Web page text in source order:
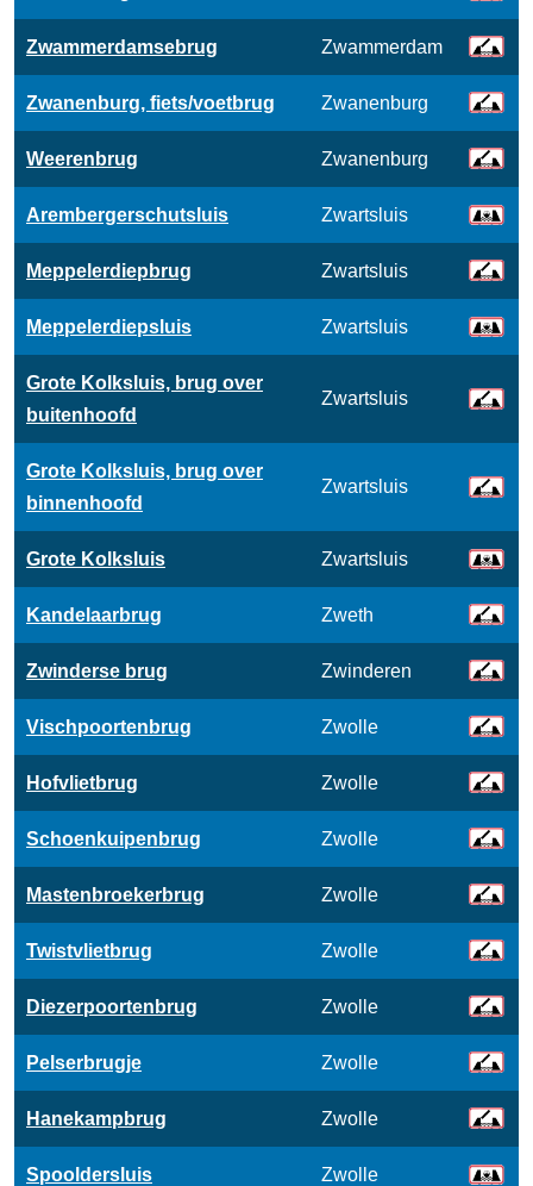
Zwammerdamsebrug Zwammerdam
Zwanenburg, fiets/voetbrug Zwanenburg
Weerenbrug Zwanenburg
Arembergerschutsluis Zwartsluis
Meppelerdiepbrug Zwartsluis
Meppelerdiepsluis Zwartsluis
Grote Kolksluis, brug over
buitenhoofd
Zwartsluis
Grote Kolksluis, brug over
binnenhoofd
Zwartsluis
Grote Kolksluis Zwartsluis
Kandelaarbrug Zweth
Zwinderse brug Zwinderen
Vischpoortenbrug Zwolle
Hofvlietbrug Zwolle
Schoenkuipenbrug Zwolle
Mastenbroekerbrug Zwolle
Twistvlietbrug Zwolle
Diezerpoortenbrug Zwolle
Pelserbrugje Zwolle
Hanekampbrug Zwolle
Spooldersluis Zwolle